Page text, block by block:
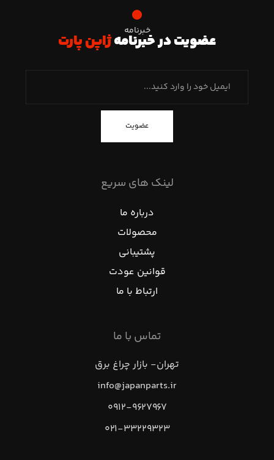
خبرنامه
عضویت در خبرنامهژاپن پارت
عضویت
لینک های سریع
درباره ما
محصولات
پشتیبانی
قوانین عودت
ارتباط با ما
تماس با ما
تهران- بازار چراغ برق
info@japanparts.ir
۰۹۱۲-۹۶۲۷۹۶۷
۰۲۱-۳۳۲۲۹۳۲۳